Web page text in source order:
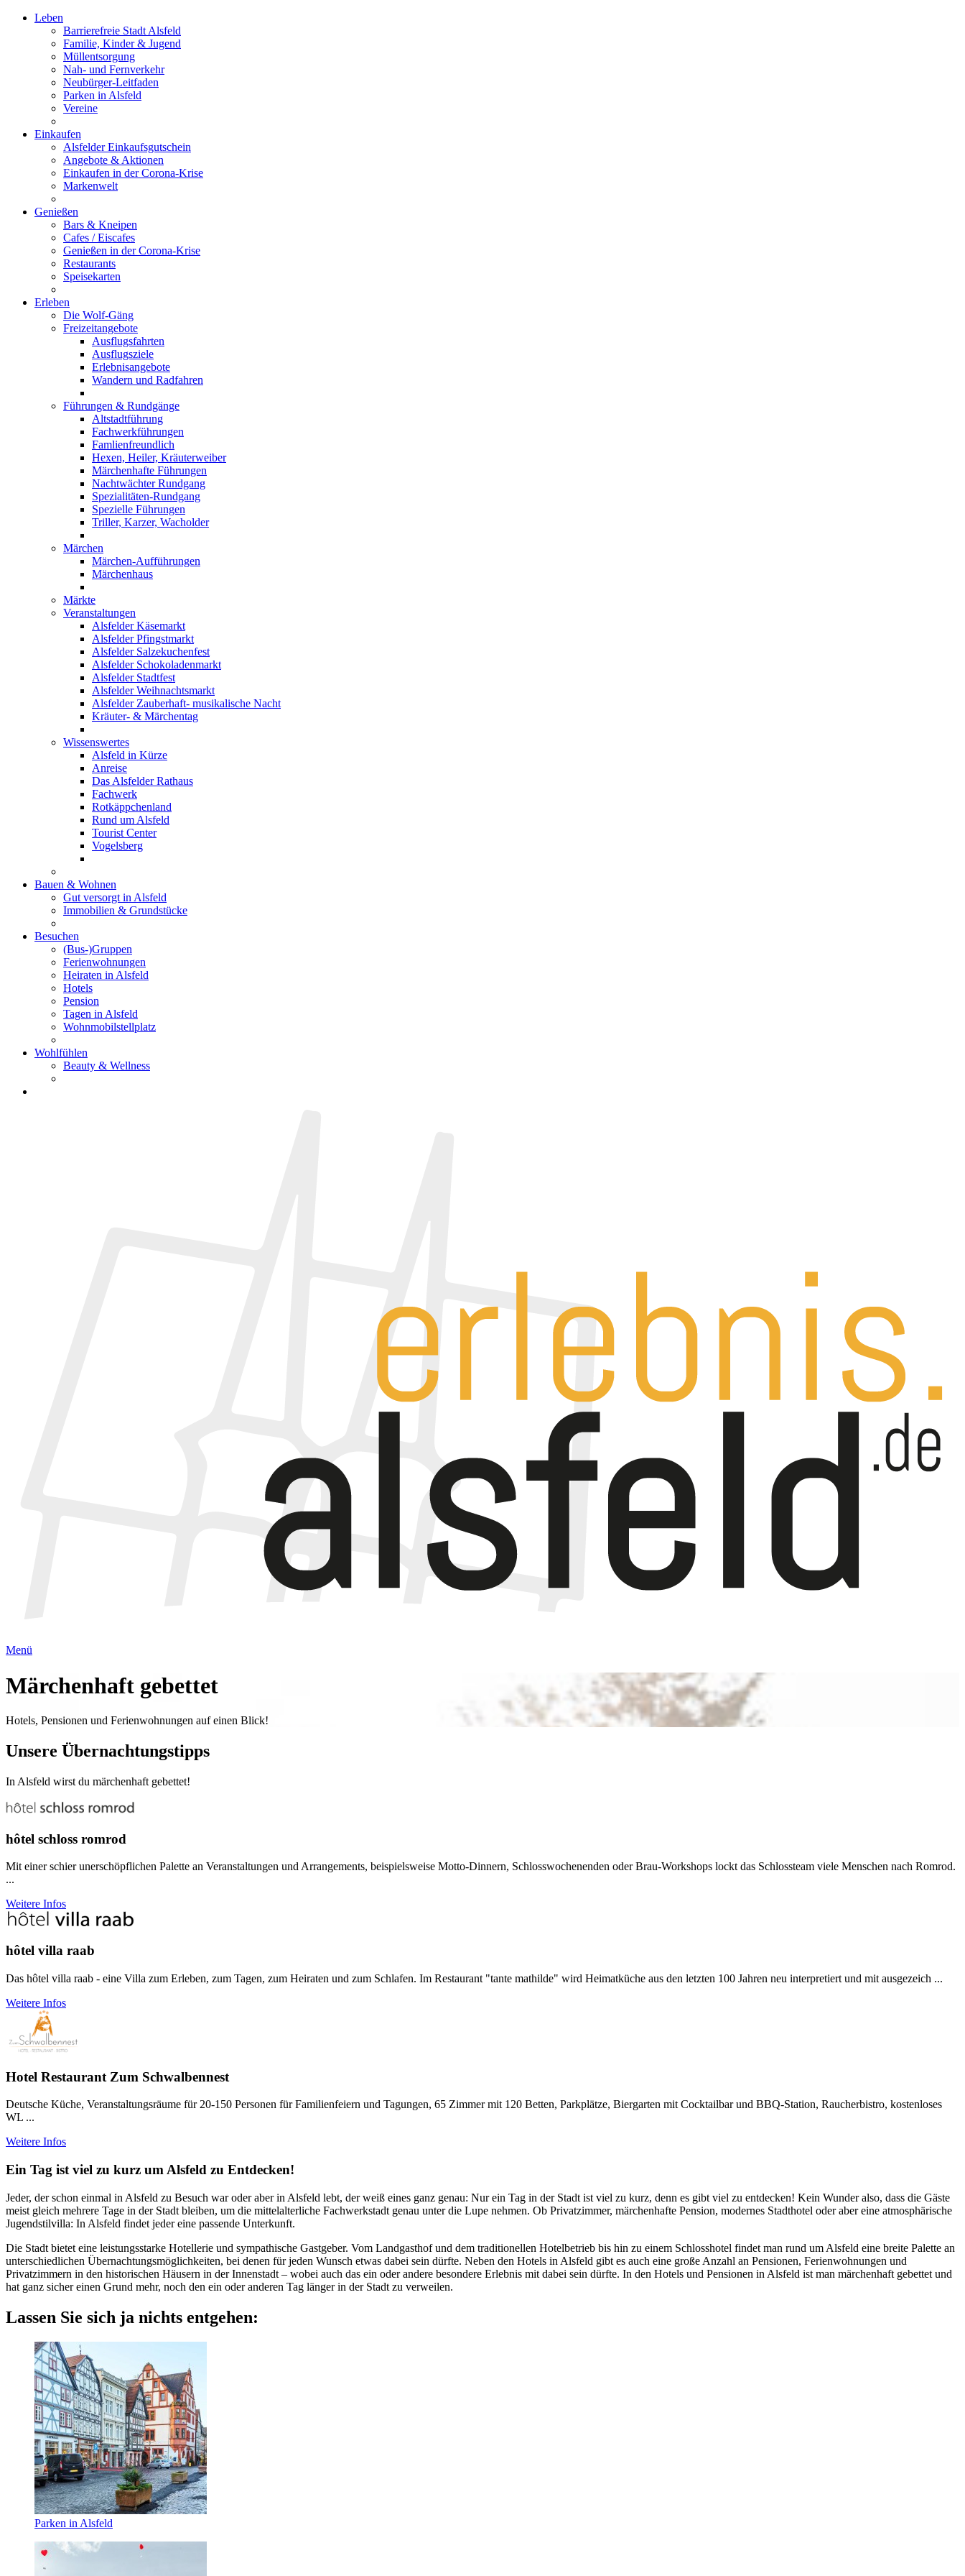
Leben
Barrierefreie Stadt Alsfeld
Familie, Kinder & Jugend
Müllentsorgung
Nah- und Fernverkehr
Neubürger-Leitfaden
Parken in Alsfeld
Vereine
Einkaufen
Alsfelder Einkaufsgutschein
Angebote & Aktionen
Einkaufen in der Corona-Krise
Markenwelt
Genießen
Bars & Kneipen
Cafes / Eiscafes
Genießen in der Corona-Krise
Restaurants
Speisekarten
Erleben
Die Wolf-Gäng
Freizeitangebote
Ausflugsfahrten
Ausflugsziele
Erlebnisangebote
Wandern und Radfahren
Führungen & Rundgänge
Altstadtführung
Fachwerkführungen
Famlienfreundlich
Hexen, Heiler, Kräuterweiber
Märchenhafte Führungen
Nachtwächter Rundgang
Spezialitäten-Rundgang
Spezielle Führungen
Triller, Karzer, Wacholder
Märchen
Märchen-Aufführungen
Märchenhaus
Märkte
Veranstaltungen
Alsfelder Käsemarkt
Alsfelder Pfingstmarkt
Alsfelder Salzekuchenfest
Alsfelder Schokoladenmarkt
Alsfelder Stadtfest
Alsfelder Weihnachtsmarkt
Alsfelder Zauberhaft- musikalische Nacht
Kräuter- & Märchentag
Wissenswertes
Alsfeld in Kürze
Anreise
Das Alsfelder Rathaus
Fachwerk
Rotkäppchenland
Rund um Alsfeld
Tourist Center
Vogelsberg
Bauen & Wohnen
Gut versorgt in Alsfeld
Immobilien & Grundstücke
Besuchen
(Bus-)Gruppen
Ferienwohnungen
Heiraten in Alsfeld
Hotels
Pension
Tagen in Alsfeld
Wohnmobilstellplatz
Wohlfühlen
Beauty & Wellness
Menü
Märchenhaft gebettet
Hotels, Pensionen und Ferienwohnungen auf einen Blick!
Unsere Übernachtungstipps
In Alsfeld wirst du märchenhaft gebettet!
hôtel schloss romrod
Mit einer schier unerschöpflichen Palette an Veranstaltungen und Arrangements, beispielsweise Motto-Dinnern, Schlosswochenenden oder Brau-Workshops lockt das Schlossteam viele Menschen nach Romrod.
...
Weitere Infos
hôtel villa raab
Das hôtel villa raab - eine Villa zum Erleben, zum Tagen, zum Heiraten und zum Schlafen. Im Restaurant "tante mathilde" wird Heimatküche aus den letzten 100 Jahren neu interpretiert und mit ausgezeich ...
Weitere Infos
Hotel Restaurant Zum Schwalbennest
Deutsche Küche, Veranstaltungsräume für 20-150 Personen für Familienfeiern und Tagungen, 65 Zimmer mit 120 Betten, Parkplätze, Biergarten mit Cocktailbar und BBQ-Station, Raucherbistro, kostenloses
WL ...
Weitere Infos
Ein Tag ist viel zu kurz um Alsfeld zu Entdecken!
Jeder, der schon einmal in Alsfeld zu Besuch war oder aber in Alsfeld lebt, der weiß eines ganz genau: Nur ein Tag in der Stadt ist viel zu kurz, denn es gibt viel zu entdecken! Kein Wunder also, dass die Gäste
meist gleich mehrere Tage in der Stadt bleiben, um die mittelalterliche Fachwerkstadt genau unter die Lupe nehmen. Ob Privatzimmer, märchenhafte Pension, modernes Stadthotel oder aber eine atmosphärische
Jugendstilvilla: In Alsfeld findet jeder eine passende Unterkunft.
Die Stadt bietet eine leistungsstarke Hotellerie und sympathische Gastgeber. Vom Landgasthof und dem traditionellen Hotelbetrieb bis hin zu einem Schlosshotel findet man rund um Alsfeld eine breite Palette an
unterschiedlichen Übernachtungsmöglichkeiten, bei denen für jeden Wunsch etwas dabei sein dürfte. Neben den Hotels in Alsfeld gibt es auch eine große Anzahl an Pensionen, Ferienwohnungen und
Privatzimmern in den historischen Häusern in der Innenstadt – wobei auch das ein oder andere besondere Erlebnis mit dabei sein dürfte. In den Hotels und Pensionen in Alsfeld ist man märchenhaft gebettet und
hat ganz sicher einen Grund mehr, noch den ein oder anderen Tag länger in der Stadt zu verweilen.
Lassen Sie sich ja nichts entgehen:
Parken in Alsfeld